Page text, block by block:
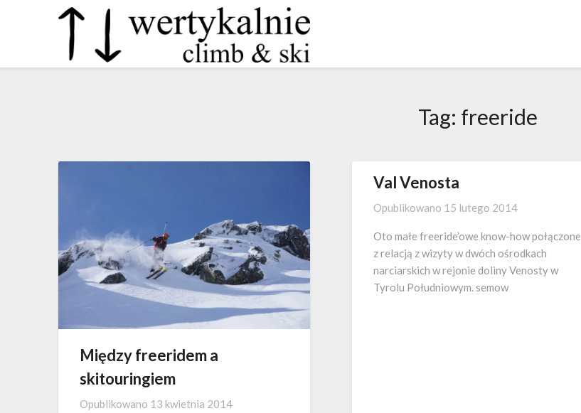
Tag: freeride
Między freeridem a
skitouringiem
Opublikowano 13 kwietnia 2014
Val Venosta
Opublikowano 15 lutego 2014
Oto małe freeride’owe know-how połączone
z relacją z wizyty w dwóch ośrodkach
narciarskich w rejonie doliny Venosty w
Tyrolu Południowym. semow